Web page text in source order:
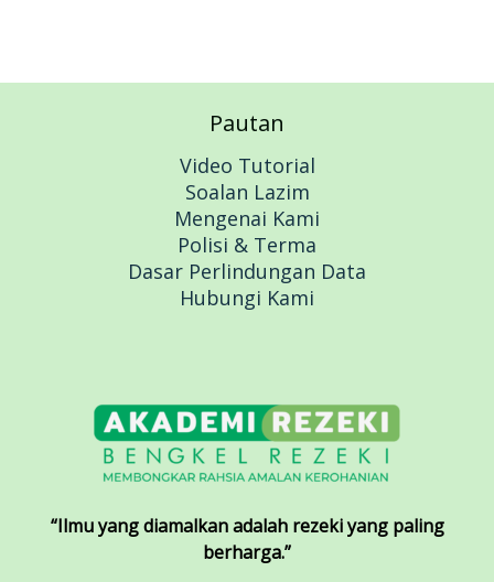
Pautan
Video Tutorial
Soalan Lazim
Mengenai Kami
Polisi & Terma
Dasar Perlindungan Data
Hubungi Kami
“Ilmu yang diamalkan adalah rezeki yang paling
berharga.”